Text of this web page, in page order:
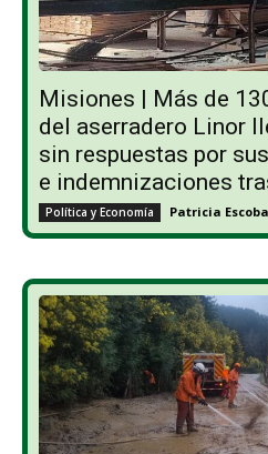
Misiones | Más de
del aserradero Linor
sin respuestas por
e indemnizaciones
Política y Economía Patricia